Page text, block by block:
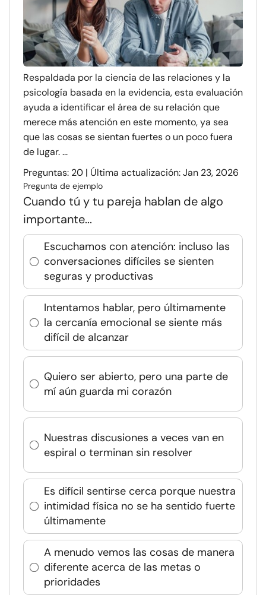
Respaldada por la ciencia de las relaciones y la
psicología basada en la evidencia, esta evaluación
ayuda a identificar el área de su relación que
merece más atención en este momento, ya sea
que las cosas se sientan fuertes o un poco fuera
de lugar. ...
Preguntas: 20 | Última actualización: Jan 23, 2026
Pregunta de ejemplo
Cuando tú y tu pareja hablan de algo
importante...
Escuchamos con atención: incluso las
conversaciones difíciles se sienten
seguras y productivas
Intentamos hablar, pero últimamente
la cercanía emocional se siente más
difícil de alcanzar
Quiero ser abierto, pero una parte de
mí aún guarda mi corazón
Nuestras discusiones a veces van en
espiral o terminan sin resolver
Es difícil sentirse cerca porque nuestra
intimidad física no se ha sentido fuerte
últimamente
A menudo vemos las cosas de manera
diferente acerca de las metas o
prioridades